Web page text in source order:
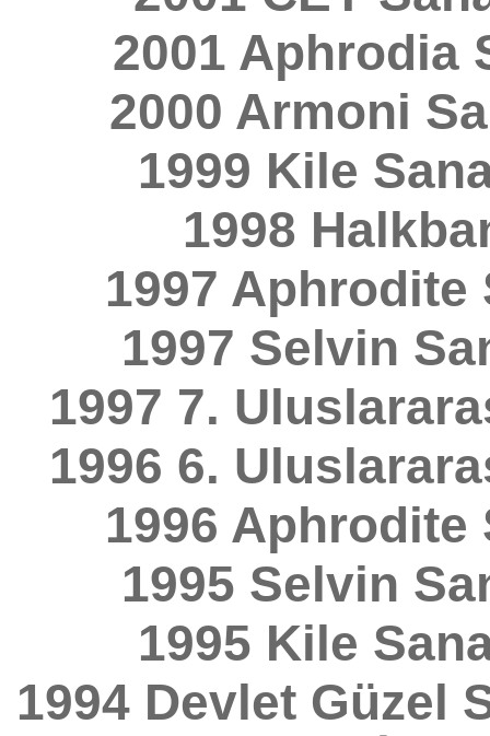
2001 Aphrodia
2000 Armoni
1999 Kile
1998
1997 Aphrodite
1997 Selvin
1997 7.
1996 6.
1996 Aphrodite
1995 Selvin
1995 Kile
1994 Devlet Güzel